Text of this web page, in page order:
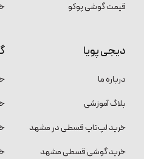
قیمت گوشی پوکو
دیجی پویا
درباره ما
بلاگ آموزشی
خرید لپ‌تاپ قسطی در مشهد
خرید گوشی قسطی مشهد